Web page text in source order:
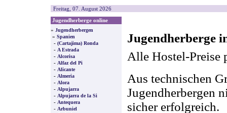
Freitag, 07. August 2026
Jugendherberge online
» Jugendherbergen
» Spanien
- (Cartajima) Ronda
- A Estrada
- Alcorisa
- Alfaz del Pi
- Alicante
- Almeria
- Alora
- Alpujarra
- Alpujarra de la Si
- Antequera
- Arbuniel
Jugendherberge
Alle Hostel-Preise
Aus technischen
Jugendherbergen
sicher erfolgreich.